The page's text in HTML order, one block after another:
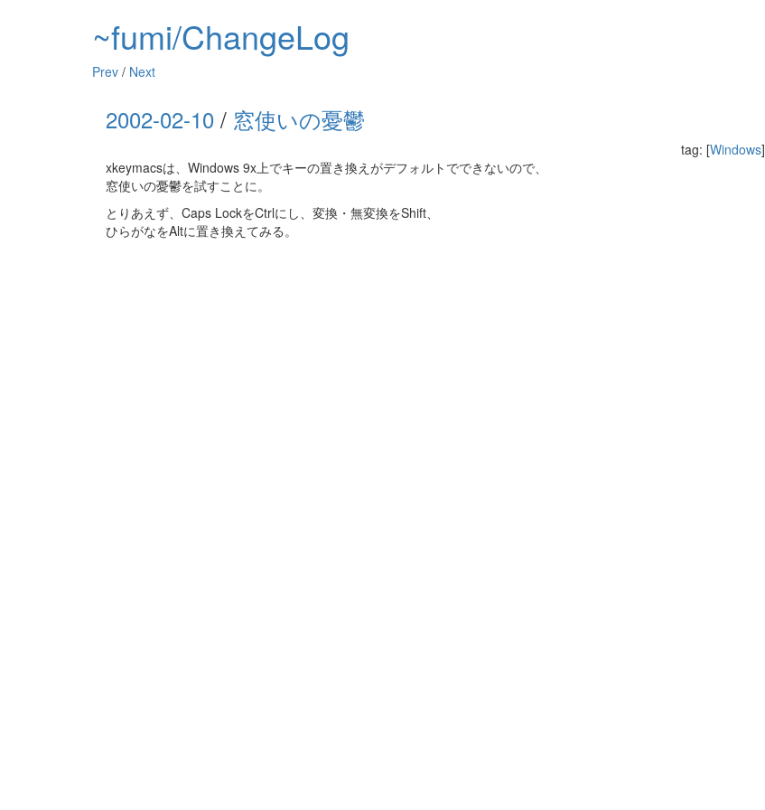
~fumi/ChangeLog
Prev / Next
2002-02-10 / 窓使いの憂鬱
tag: [Windows]
xkeymacsは、Windows 9x上でキーの置き換えがデフォルトでできないので、
窓使いの憂鬱を試すことに。
とりあえず、Caps LockをCtrlにし、変換・無変換をShift、
ひらがなをAltに置き換えてみる。